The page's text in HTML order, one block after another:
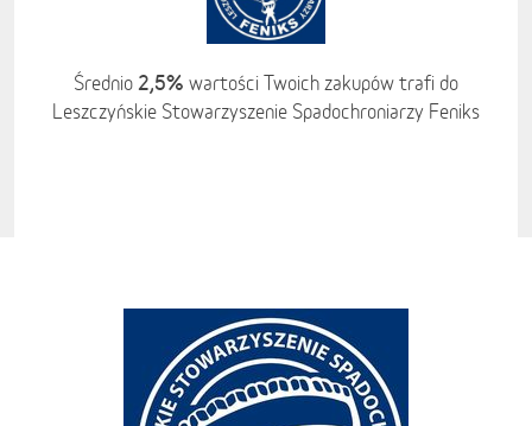
Średnio 2,5% wartości Twoich zakupów trafi do
Leszczyńskie Stowarzyszenie Spadochroniarzy Feniks